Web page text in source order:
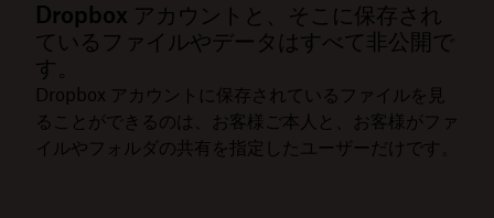
Dropbox アカウントと、そこに保存され
ているファイルやデータはすべて非公開で
す。
Dropbox アカウントに保存されているファイルを見
ることができるのは、お客様ご本人と、お客様がファ
イルやフォルダの共有を指定したユーザーだけです。